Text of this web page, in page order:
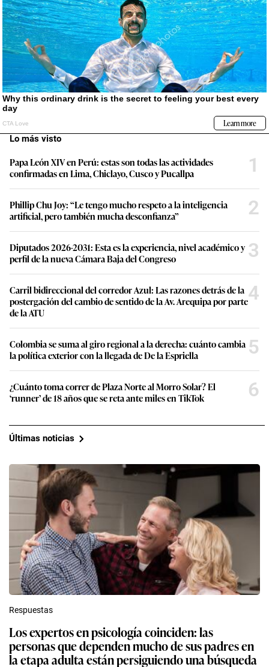
Lo más visto
Papa León XIV en Perú: estas son todas las actividades
confirmadas en Lima, Chiclayo, Cusco y Pucallpa
1
Phillip Chu Joy: “Le tengo mucho respeto a la inteligencia
artificial, pero también mucha desconfianza”
2
Diputados 2026-2031: Esta es la experiencia, nivel académico y
perfil de la nueva Cámara Baja del Congreso
3
Carril bidireccional del corredor Azul: Las razones detrás de la
postergación del cambio de sentido de la Av. Arequipa por parte
de la ATU
4
Colombia se suma al giro regional a la derecha: cuánto cambia
la política exterior con la llegada de De la Espriella
5
¿Cuánto toma correr de Plaza Norte al Morro Solar? El
‘runner’ de 18 años que se reta ante miles en TikTok
6
Últimas noticias
Respuestas
Los expertos en psicología coinciden: las
personas que dependen mucho de sus padres en
la etapa adulta están persiguiendo una búsqueda